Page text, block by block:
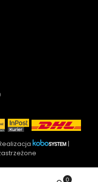
|
0